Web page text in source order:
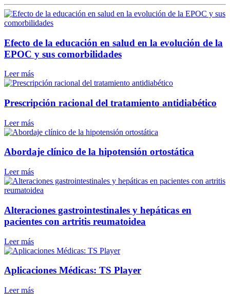
Efecto de la educación en salud en la evolución de la
EPOC y sus comorbilidades
Leer más
Prescripción racional del tratamiento antidiabético
Leer más
Abordaje clínico de la hipotensión ortostática
Leer más
Alteraciones gastrointestinales y hepáticas en
pacientes con artritis reumatoidea
Leer más
Aplicaciones Médicas: TS Player
Leer más